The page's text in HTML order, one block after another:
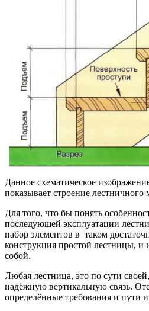
Данное схематическое
показывает строение лестничного
Для того, что бы понять
последующей эксплуатации
набор элементов в таком
конструкция простой лестницы, и
собой.
Любая лестница, это по сути
надёжную вертикальную связь.
определённые требования и пути